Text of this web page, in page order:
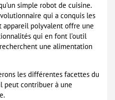
simple robot de cuisine.
qui a conquis les
appareil polyvalent offre une
qui en font l’outil
une alimentation
les différentes facettes du
peut contribuer à une